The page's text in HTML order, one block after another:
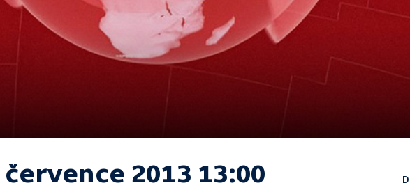
července 2013 13:00